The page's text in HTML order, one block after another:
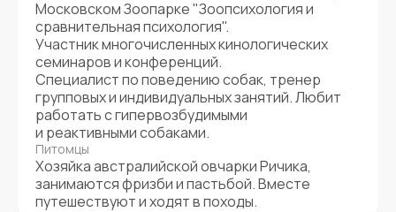
Московском Зоопарке "Зоопсихология и
сравнительная психология".
Участник многочисленных кинологических
семинаров и конференций.
Специалист по поведению собак, тренер
групповых и индивидуальных занятий. Любит
работать с гипервозбудимыми
и реактивными собаками.
Питомцы
Хозяйка австралийской овчарки Ричика,
занимаются фризби и пастьбой. Вместе
путешествуют и ходят в походы.